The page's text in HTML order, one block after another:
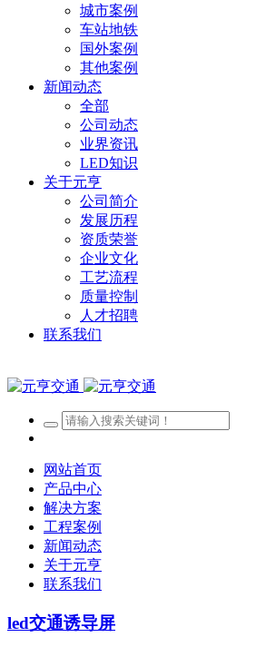
城市案例
车站地铁
国外案例
其他案例
新闻动态
全部
公司动态
业界资讯
LED知识
关于元亨
公司简介
发展历程
资质荣誉
企业文化
工艺流程
质量控制
人才招聘
联系我们
网站首页
产品中心
解决方案
工程案例
新闻动态
关于元亨
联系我们
led交通诱导屏